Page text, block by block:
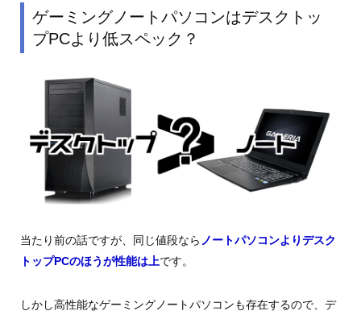
ゲーミングノートパソコンはデスクトッ
プPCより低スペック？
当たり前の話ですが、同じ値段なら ノートパソコンよりデスク
トップPCのほうが性能は上です。
しかし高性能なゲーミングノートパソコンも存在するので、デ